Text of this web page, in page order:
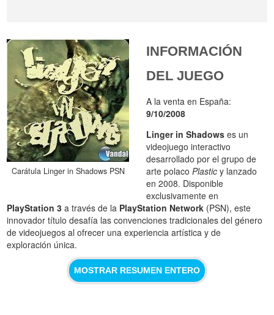
Carátula Linger in Shadows PSN
INFORMACIÓN
DEL JUEGO
A la venta en España:
9/10/2008
Linger in Shadows es un
videojuego interactivo
desarrollado por el grupo de
arte polacoPlastic y lanzado
en 2008. Disponible
exclusivamente en
PlayStation 3 a través de la PlayStation Network (PSN), este
innovador título desafía las convenciones tradicionales del género
de videojuegos al ofrecer una experiencia artística y de
exploración única.
MOSTRAR RESUMEN ENTERO